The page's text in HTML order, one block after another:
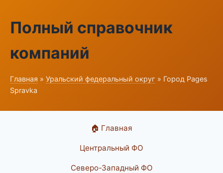
Полный справочник
компаний
Главная » Уральский федеральный округ » Город Pages
Spravka
🏠 Главная
Центральный ФО
Северо-Западный ФО